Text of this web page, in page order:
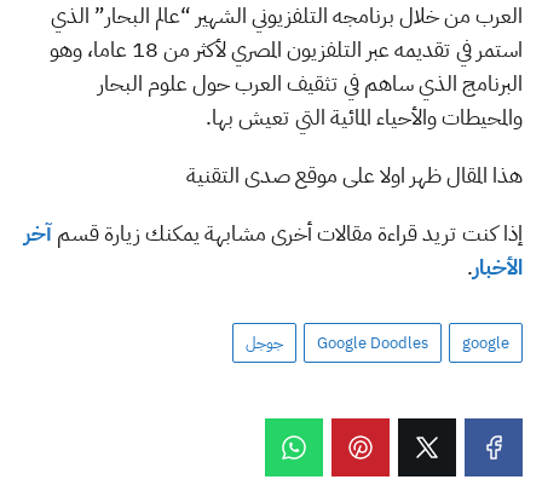
العرب من خلال برنامجه التلفزيوني الشهير “عالم البحار” الذي
استمر في تقديمه عبر التلفزيون المصري لأكثر من 18 عاما، وهو
البرنامج الذي ساهم في تثقيف العرب حول علوم البحار
والمحيطات والأحياء المائية التي تعيش بها.
هذا المقال ظهر اولا على موقع صدى التقنية
إذا كنت تريد قراءة مقالات أخرى مشابهة يمكنك زيارة قسمآخر
الأخبار.
google
Google Doodles جوجل